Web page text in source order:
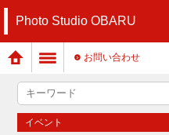
Photo Studio OBARU
お問い合わせ
イベント